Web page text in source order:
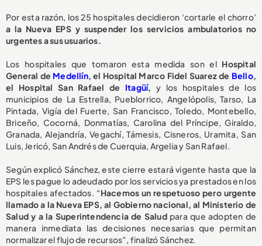
Por esta razón, los 25 hospitales decidieron ‘cortarle el chorro’
a la Nueva EPS y suspender los servicios ambulatorios no
urgentes a sus usuarios.
Los hospitales que tomaron esta medida son el Hospital
General de Medellín, el Hospital Marco Fidel Suarez de Bello,
el Hospital San Rafael de Itagüí, y los hospitales de los
municipios de La Estrella, Pueblorrico, Angelópolis, Tarso, La
Pintada, Vigía del Fuerte, San Francisco, Toledo, Montebello,
Briceño, Cocorná, Donmatías, Carolina del Príncipe, Giraldo,
Granada, Alejandría, Vegachí, Támesis, Cisneros, Uramita, San
Luis, Jericó, San Andrés de Cuerquia, Argelia y San Rafael.
Según explicó Sánchez, este cierre estará vigente hasta que la
EPS les pague lo adeudado por los servicios ya prestados en los
hospitales afectados. “Hacemos un respetuoso pero urgente
llamado a la Nueva EPS, al Gobierno nacional, al Ministerio de
Salud y a la Superintendencia de Salud para que adopten de
manera inmediata las decisiones necesarias que permitan
normalizar el flujo de recursos”, finalizó Sánchez.